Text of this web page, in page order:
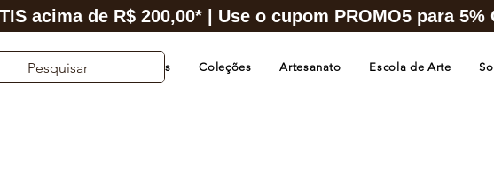
Aquarelas de Cidades Coleções Artesanato Escola de Arte
acima de R$ 200,00* | Use o cupom PROMO5 para